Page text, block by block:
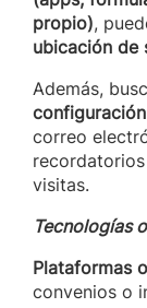
propio),
ubicación de
Además,
correo
visitas.
Tecnologías
Plataformas
convenios o